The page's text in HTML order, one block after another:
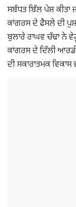
ਸਬੰਧਤ ਬਿੱਲ ਪੇਸ਼ ਕੀਤਾ
ਕਾਂਗਰਸ ਦੇ ਫੈਸਲੇ ਦੀ
ਬੁਲਾਰੇ ਰਾਘਵ ਚੱਢਾ ਨੇ
ਕਾਂਗਰਸ ਦੇ ਦਿੱਲੀ
ਦੀ ਸਕਾਰਾਤਮਕ ਵਿਕਾਸ